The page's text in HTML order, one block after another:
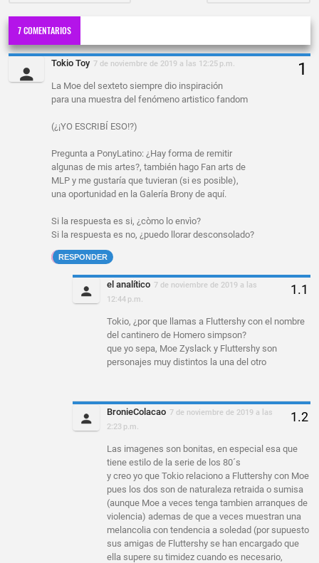
7 COMENTARIOS
Tokio Toy 7 de noviembre de 2019 a las 12:25 p.m.
La Moe del sexteto siempre dio inspiración
para una muestra del fenómeno artistico fandom
(¿¡YO ESCRIBÍ ESO!?)
Pregunta a PonyLatino: ¿Hay forma de remitir
algunas de mis artes?, también hago Fan arts de
MLP y me gustaría que tuvieran (si es posible),
una oportunidad en la Galería Brony de aquí.
Si la respuesta es si, ¿còmo lo envìo?
Si la respuesta es no, ¿puedo llorar desconsolado?
RESPONDER
el analítico 7 de noviembre de 2019 a las
12:44 p.m.
Tokio, ¿por que llamas a Fluttershy con el nombre
del cantinero de Homero simpson?
que yo sepa, Moe Zyslack y Fluttershy son
personajes muy distintos la una del otro
BronieColacao 7 de noviembre de 2019 a las
2:23 p.m.
Las imagenes son bonitas, en especial esa que
tiene estilo de la serie de los 80´s
y creo yo que Tokio relaciono a Fluttershy con Moe
pues los dos son de naturaleza retraida o sumisa
(aunque Moe a veces tenga tambien arranques de
violencia) ademas de que a veces muestran una
melancolia con tendencia a soledad (por supuesto
sus amigas de Fluttershy se han encargado que
ella supere su timidez cuando es necesario,